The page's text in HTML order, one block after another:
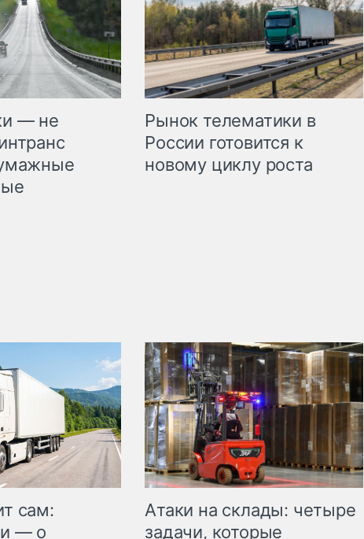
— не
Рынок телематики в
России готовится к
новому циклу роста
сам:
— о
Атаки на склады: четыре
задачи, которые